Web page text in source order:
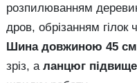
розпилюванням
дров, обрізанням
Шина довжиною 45 см
зріз, а ланцюг